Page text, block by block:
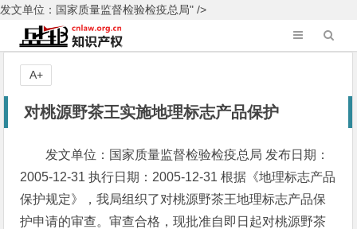
发文单位：国家质量监督检验检疫总局" />
对桃源野茶王实施地理标志产品保护
发文单位：国家质量监督检验检疫总局 发布日期：
2005-12-31 执行日期：2005-12-31 根据《地理标志产品
保护规定》，我局组织了对桃源野茶王地理标志产品保
护申请的审查。审查合格，现批准自即日起对桃源野茶
A+